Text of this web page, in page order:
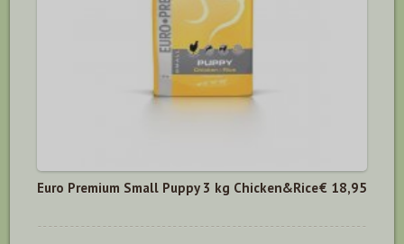
Euro Premium Small Puppy 3 kg Chicken&Rice€ 18,95